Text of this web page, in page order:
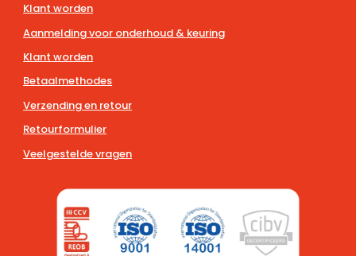
Klant worden
Aanmelding voor onderhoud & keuring
Klant worden
Betaalmethodes
Verzending en retour
Retourformulier
Veelgestelde vragen